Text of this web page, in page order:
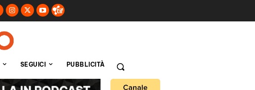
SEGUICI PUBBLICITÀ